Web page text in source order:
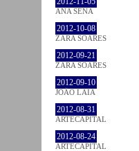
ANA SENA
2012-10-08
ZARA SOARES
2012-09-21
ZARA SOARES
2012-09-10
JOÃO LAIA
2012-08-31
ARTECAPITAL
2012-08-24
ARTECAPITAL